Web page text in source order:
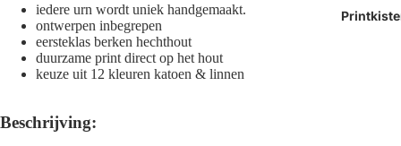
iedere urn wordt uniek handgemaakt.
ontwerpen inbegrepen
eersteklas berken hechthout
duurzame print direct op het hout
keuze uit 12 kleuren katoen & linnen
Beschrijving: